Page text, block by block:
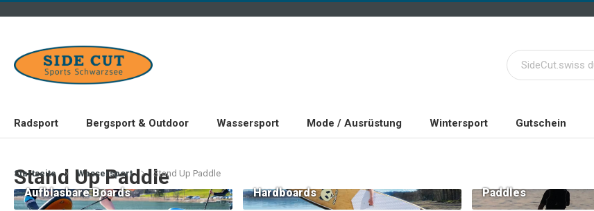
Radsport Bergsport & Outdoor Wassersport Mode / Ausrüstung Wintersport Gutschein
Startseite Wassersport Stand Up Paddle
Stand Up Paddle
Aufblasbare Boards Hardboards Paddles